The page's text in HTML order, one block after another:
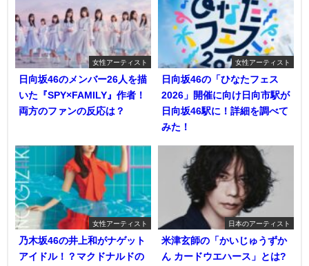
女性アーティスト
日向坂46のメンバー26人を描
いた『SPY×FAMILY』作者！
両方のファンの反応は？
女性アーティスト
日向坂46の「ひなたフェス
2026」開催に向け日向市駅が
日向坂46駅に！詳細を調べて
みた！
女性アーティスト
乃木坂46の井上和がナゲット
アイドル！？マクドナルドの
日本のアーティスト
米津玄師の「かいじゅうずか
ん カードウエハース」とは?